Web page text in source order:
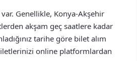
Genellikle, Konya-Akşehir
akşam geç saatlere kadar
tarihe göre bilet alım
online platformlardan